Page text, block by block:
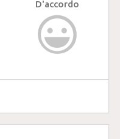
D'accordo